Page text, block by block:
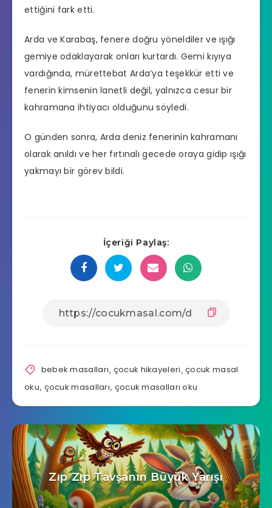
ettiğini fark etti.
Arda ve Karabaş, fenere doğru yöneldiler ve ışığı
gemiye odaklayarak onları kurtardı. Gemi kıyıya
vardığında, mürettebat Arda’ya teşekkür etti ve
fenerin kimsenin lanetli değil, yalnızca cesur bir
kahramana ihtiyacı olduğunu söyledi.
O günden sonra, Arda deniz fenerinin kahramanı
olarak anıldı ve her fırtınalı gecede oraya gidip ışığı
yakmayı bir görev bildi.
İçeriği Paylaş:
bebek masalları, çocuk hikayeleri,çocuk masal
oku, çocuk masalları, çocuk masalları oku
Zıp Zıp Tavşanın Büyük Yarışı